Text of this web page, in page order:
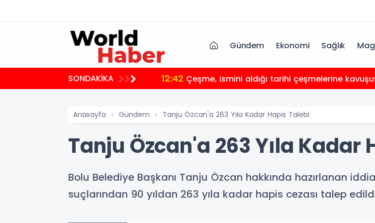
Gündem Ekonomi Sağlık
SONDAKİKA 12:42 Çeşme, ismini aldığı tarihi çeşmelerine
Anasayfa Gündem Tanju Özcan'a 263 Yıla Kadar Hapis Talebi
Tanju Özcan'a 263 Yıla Kadar
Bolu Belediye Başkanı Tanju Özcan hakkında hazırlanan
suçlarından 90 yıldan 263 yıla kadar hapis cezası talep